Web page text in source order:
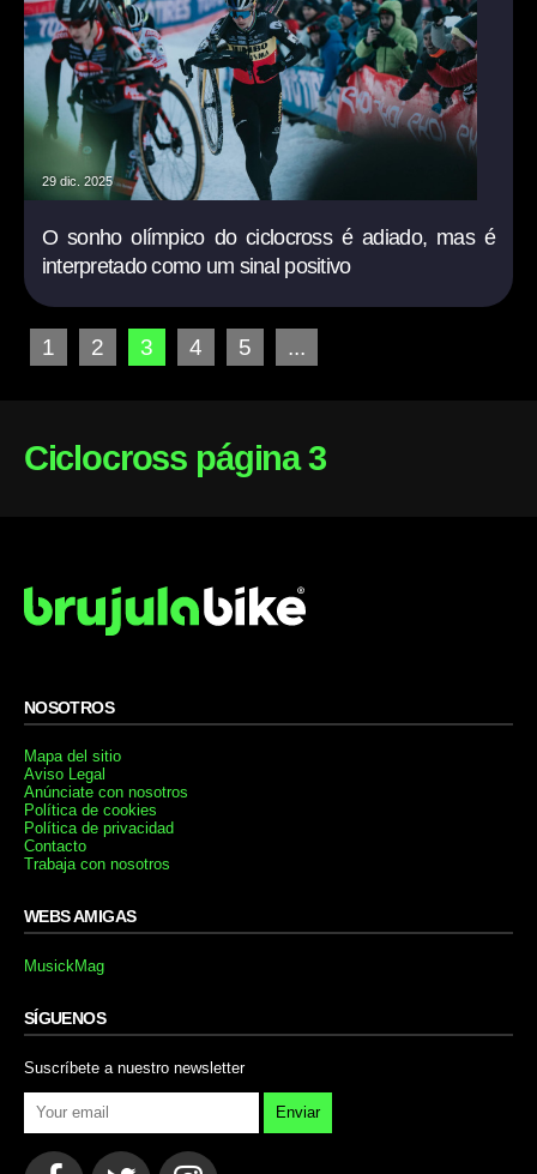
29 dic. 2025
O sonho olímpico do ciclocross é adiado, mas é
interpretado como um sinal positivo
1 2 3 4 5 ...
Ciclocross página 3
NOSOTROS
Mapa del sitio
Aviso Legal
Anúnciate con nosotros
Política de cookies
Política de privacidad
Contacto
Trabaja con nosotros
WEBS AMIGAS
MusickMag
SÍGUENOS
Suscríbete a nuestro newsletter
Enviar